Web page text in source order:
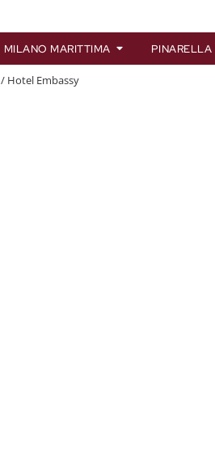
MILANO MARITTIMA PINARELLA
/ Hotel Embassy